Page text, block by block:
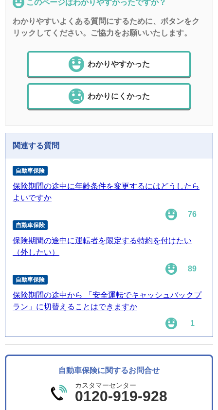
このページはわかりやすかったですか？
わかりやすいよくある質問にするために、ボタンをク
リックしてください。ご協力をお願いいたします。
わかりやすかった
わかりにくかった
関連する質問
自動車保険
保険期間の途中に年齢条件を変更するにはどうしたら
よいですか
76
自動車保険
保険期間の途中に運転者を限定する特約を付けたい
（外したい）
89
自動車保険
保険期間の途中から 「安全運転でキャッシュバックプ
ラン」に切替えることはできますか
1
自動車保険に関するお問合せ
カスタマーセンター
0120-919-928